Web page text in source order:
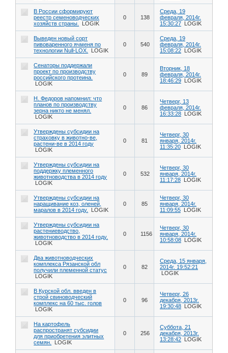
В России сформируют
реестр семеноводческих
хозяйств страны.
LOGIK
0 138
Среда, 19
февраля, 2014г.
15:30:27 LOGIK
Выведен новый сорт
пивоваренного ячменя по
технологии Null-LOX.
LOGIK
0 540
Среда, 19
февраля, 2014г.
15:08:22 LOGIK
Сенаторы поддержали
проект по производству
российского протеина.
LOGIK
0 89
Вторник, 18
февраля, 2014г.
18:46:29 LOGIK
Н. Федоров напомнил: что
планов по производству
зерна никто не менял.
LOGIK
0 86
Четверг, 13
февраля, 2014г.
16:33:28 LOGIK
Утверждены субсидии на
страховку в животно-ве,
растени-ве в 2014 году
LOGIK
0 81
Четверг, 30
января, 2014г.
11:35:20 LOGIK
Утверждены субсидии на
поддержку племенного
животноводства в 2014 году
LOGIK
0 532
Четверг, 30
января, 2014г.
11:17:28 LOGIK
Утверждены субсидии на
наращивание коз, оленей,
маралов в 2014 году.
LOGIK
0 85
Четверг, 30
января, 2014г.
11:09:55 LOGIK
Утверждены субсидии на
растениеводство,
животноводство в 2014 году.
LOGIK
0 1156
Четверг, 30
января, 2014г.
10:58:08 LOGIK
Два животноводческих
комплекса Рязанской обл
получили племенной статус
LOGIK
0 82
Среда, 15 января,
2014г. 19:52:21
LOGIK
В Курской обл. введен в
строй свиноводческий
комплекс на 60 тыс. голов
LOGIK
0 96
Четверг, 26
декабря, 2013г.
19:30:48 LOGIK
На картофель
распространят субсидии
для приобретения элитных
семян.
LOGIK
0 256
Суббота, 21
декабря, 2013г.
13:28:42 LOGIK